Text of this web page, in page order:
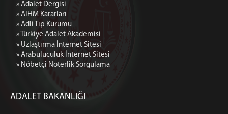
» Adalet Dergisi
» AİHM Kararları
» Adli Tıp Kurumu
» Türkiye Adalet Akademisi
» Uzlaştırma İnternet Sitesi
» Arabuluculuk İnternet Sitesi
» Nöbetçi Noterlik Sorgulama
ADALET BAKANLIĞI